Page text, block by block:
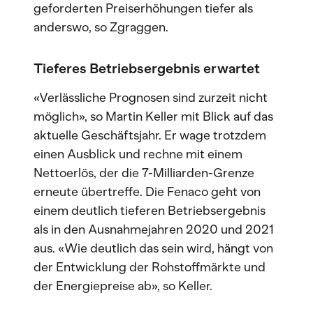
geforderten Preiserhöhungen tiefer als
anderswo, so Zgraggen.
Tieferes Betriebsergebnis erwartet
«Verlässliche Prognosen sind zurzeit nicht
möglich», so Martin Keller mit Blick auf das
aktuelle Geschäftsjahr. Er wage trotzdem
einen Ausblick und rechne mit einem
Nettoerlös, der die 7-Milliarden-Grenze
erneute übertreffe. Die Fenaco geht von
einem deutlich tieferen Betriebsergebnis
als in den Ausnahmejahren 2020 und 2021
aus. «Wie deutlich das sein wird, hängt von
der Entwicklung der Rohstoffmärkte und
der Energiepreise ab», so Keller.